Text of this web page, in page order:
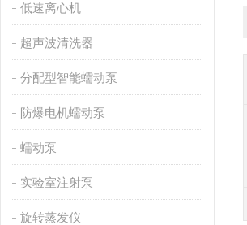
低速离心机
超声波清洗器
分配型智能蠕动泵
防爆电机蠕动泵
蠕动泵
实验室注射泵
旋转蒸发仪